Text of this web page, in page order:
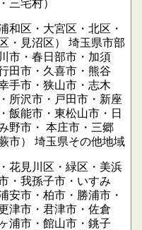
三宅村）
和区・大宮区・北区・
・見沼区）
埼玉県市部
市・春日部市・加須
田市・久喜市・熊谷
手市・狭山市・志木
所沢市・戸田市・新座
飯能市・東松山市・日
野市・ 本庄市・三郷
市）
埼玉県その他地域
花見川区・緑区・美浜
・我孫子市・いすみ
安市・柏市・勝浦市・
津市・君津市・佐倉
浦市・館山市・銚子